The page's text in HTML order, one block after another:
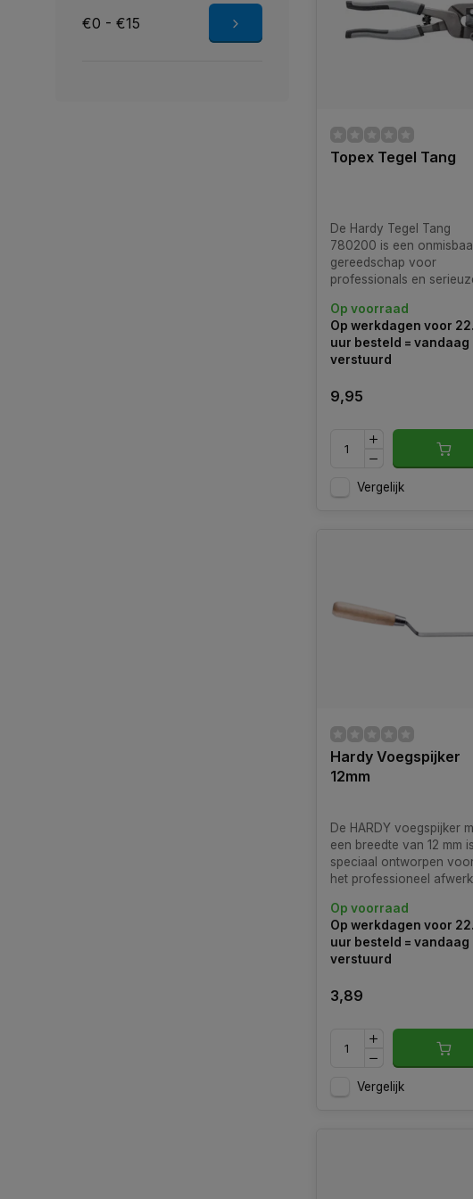
€0 - €15
Topex Tegel Tang
De Hardy Tegel Tang
780200 is een onmisbaar
gereedschap voor
professionals en
met tegels.
Op voorraad
Op werkdagen voor
uur besteld = vandaag
verstuurd
9,95
Vergelijk
Hardy Voegspijker
12mm
De HARDY voegspijker
een breedte van 12 mm is
speciaal ontworpen
het professioneel
Dit gereedschap is ideaal
voor zowel vakmensen
doe-het-zelvers
Op voorraad
Op werkdagen voor
uur besteld = vandaag
verstuurd
3,89
Vergelijk